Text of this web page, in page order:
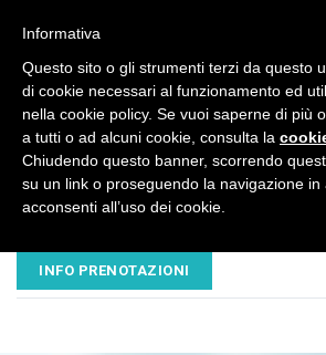
EMAIL
INFO PRENOTAZIONI
Informativa
Questo sito o gli strumenti terzi da questo
di cookie necessari al funzionamento ed
nella cookie policy. Se vuoi saperne di più
a tutti o ad alcuni cookie, consulta la
Chiudendo questo banner, scorrendo
su un link o proseguendo la navigazione in
acconsenti all’uso dei cookie.